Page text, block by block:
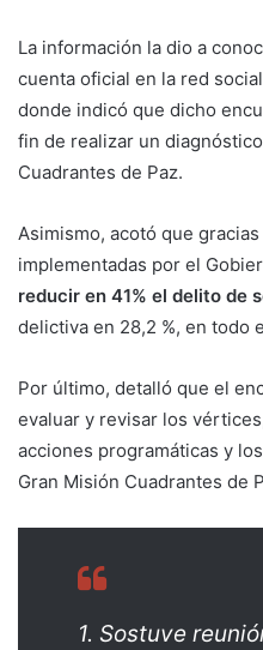
La información la dio a
cuenta oficial en la red
donde indicó que dicho
fin de realizar un
Cuadrantes de Paz.
Asimismo, acotó que
implementadas por el
reducir en 41% el delito de
delictiva en 28,2 %, en todo
Por último, detalló que el
evaluar y revisar los
acciones programáticas y
Gran Misión Cuadrantes de
1. Sostuve